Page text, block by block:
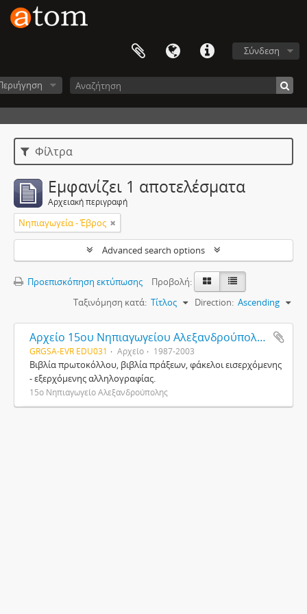
Σύνδεση
Φίλτρα
Εμφανίζει 1 αποτελέσματα
Αρχειακή περιγραφή
Νηπιαγωγεία - Έβρος
Advanced search options
Προεπισκόπηση εκτύπωσης
Προβολή:
Ταξινόμηση κατά: Τίτλος Direction: Ascending
Αρχείο 15ου Νηπιαγωγείου Αλεξανδρούπολης
GRGSA-EVR EDU031 Αρχείο 1987-2003
Βιβλία πρωτοκόλλου, βιβλία πράξεων, φάκελοι εισερχόμενης
- εξερχόμενης αλληλογραφίας.
15ο Νηπιαγωγείο Αλεξανδρούπολης